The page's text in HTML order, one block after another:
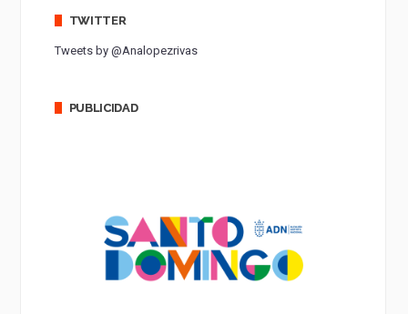
TWITTER
Tweets by @Analopezrivas
PUBLICIDAD